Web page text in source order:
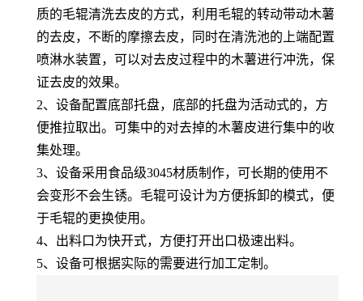
质的毛辊清洗去皮的方式，利用毛辊的转动带动木薯
的去皮，不断的摩擦去皮，同时在清洗池的上端配置
喷淋水装置，可以对去皮过程中的木薯进行冲洗，保
证去皮的效果。
2、设备配置底部托盘，底部的托盘为活动式的，方
便推拉取出。可集中的对去掉的木薯皮进行集中的收
集处理。
3、设备采用食品级3045材质制作，可长期的使用不
会变形不会生锈。毛辊可设计为方便拆卸的模式，便
于毛辊的更换使用。
4、出料口为快开式，方便打开出口极速出料。
5、设备可根据实际的需要进行加工定制。